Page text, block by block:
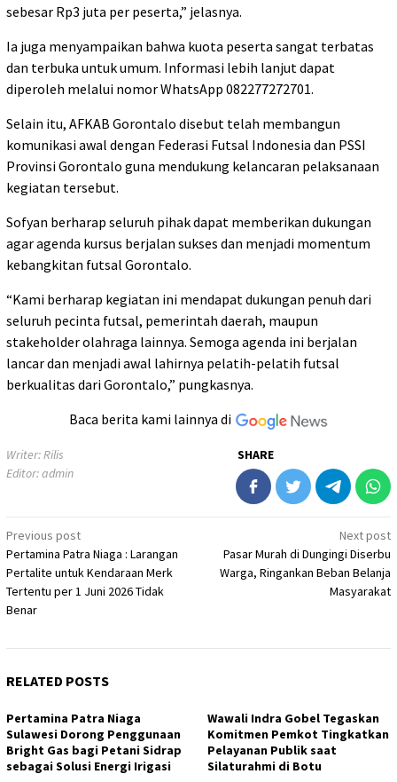
sebesar Rp3 juta per peserta,” jelasnya.
Ia juga menyampaikan bahwa kuota peserta sangat terbatas
dan terbuka untuk umum. Informasi lebih lanjut dapat
diperoleh melalui nomor WhatsApp 082277272701.
Selain itu, AFKAB Gorontalo disebut telah membangun
komunikasi awal dengan Federasi Futsal Indonesia dan PSSI
Provinsi Gorontalo guna mendukung kelancaran pelaksanaan
kegiatan tersebut.
Sofyan berharap seluruh pihak dapat memberikan dukungan
agar agenda kursus berjalan sukses dan menjadi momentum
kebangkitan futsal Gorontalo.
“Kami berharap kegiatan ini mendapat dukungan penuh dari
seluruh pecinta futsal, pemerintah daerah, maupun
stakeholder olahraga lainnya. Semoga agenda ini berjalan
lancar dan menjadi awal lahirnya pelatih-pelatih futsal
berkualitas dari Gorontalo,” pungkasnya.
Baca berita kami lainnya di
Writer: Rilis
Editor: admin
SHARE
Post
navigation
Previous post
Pertamina Patra Niaga : Larangan
Pertalite untuk Kendaraan Merk
Tertentu per 1 Juni 2026 Tidak
Benar
Next post
Pasar Murah di Dungingi Diserbu
Warga, Ringankan Beban Belanja
Masyarakat
RELATED POSTS
Pertamina Patra Niaga
Sulawesi Dorong Penggunaan
Bright Gas bagi Petani Sidrap
sebagai Solusi Energi Irigasi
Wawali Indra Gobel Tegaskan
Komitmen Pemkot Tingkatkan
Pelayanan Publik saat
Silaturahmi di Botu